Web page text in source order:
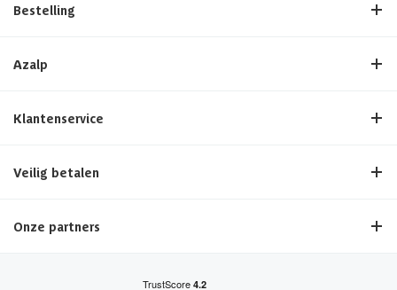
Bestelling
Azalp
Klantenservice
Veilig betalen
Onze partners